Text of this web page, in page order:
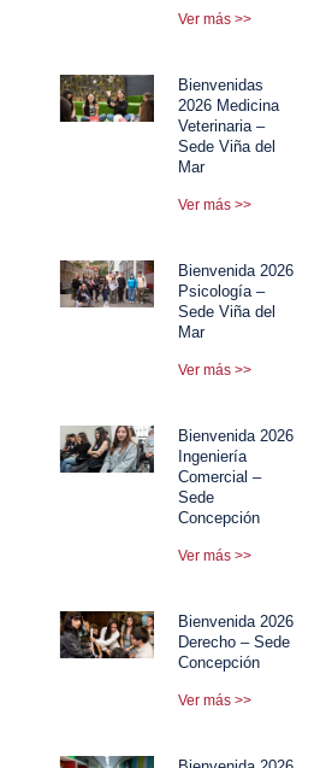
Ver más >>
Bienvenidas
2026 Medicina
Veterinaria –
Sede Viña del
Mar
Ver más >>
Bienvenida 2026
Psicología –
Sede Viña del
Mar
Ver más >>
Bienvenida 2026
Ingeniería
Comercial –
Sede
Concepción
Ver más >>
Bienvenida 2026
Derecho – Sede
Concepción
Ver más >>